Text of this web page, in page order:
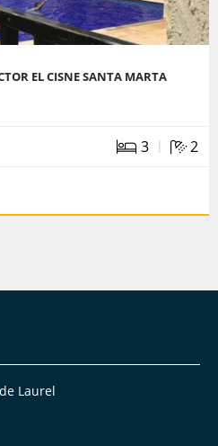
EL CISNE SANTA MARTA
3 | 2
Laurel